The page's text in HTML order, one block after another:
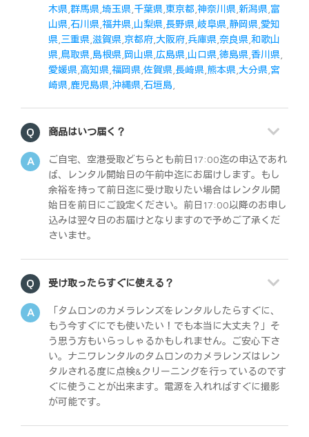
木県 群馬県 埼玉県 千葉県 東京都 神奈川県 新潟県 富
山県 石川県 福井県 山梨県 長野県 岐阜県 静岡県 愛知
県 三重県 滋賀県 京都府 大阪府 兵庫県 奈良県 和歌山
県 鳥取県 島根県 岡山県 広島県 山口県 徳島県 香川県
愛媛県 高知県 福岡県 佐賀県 長崎県 熊本県 大分県 宮
崎県 鹿児島県 沖縄県 石垣島
商品はいつ届く？
ご自宅、空港受取どちらとも前日17:00迄の申込であれ
ば、レンタル開始日の午前中迄にお届けします。もし
余裕を持って前日迄に受け取りたい場合はレンタル開
始日を前日にご設定ください。前日17:00以降のお申し
込みは翌々日のお届けとなりますので予めご了承くだ
さいませ。
受け取ったらすぐに使える？
「タムロンのカメラレンズをレンタルしたらすぐに、
もう今すぐにでも使いたい！でも本当に大丈夫？」そ
う思う方もいらっしゃるかもしれません。ご安心下さ
い。ナニワレンタルのタムロンのカメラレンズはレン
タルされる度に点検&クリーニングを行っているのです
ぐに使うことが出来ます。電源を入れればすぐに撮影
が可能です。